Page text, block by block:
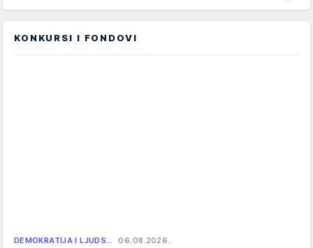
KONKURSI I FONDOVI
DEMOKRATIJA I LJUDS… 06.08.2026.